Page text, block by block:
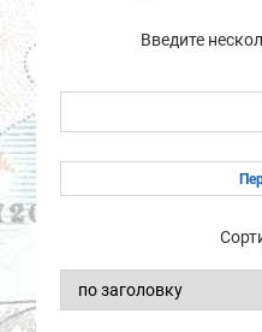
Контакты
Партнеры
Введите